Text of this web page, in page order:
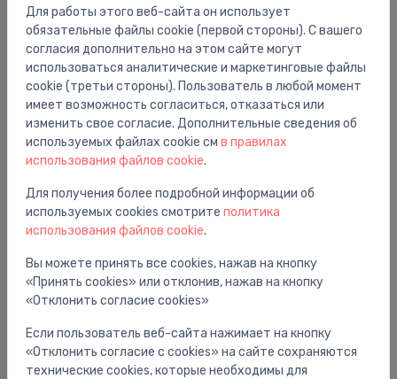
456.00 €
Линейные водостоки пола и ванной
Dušas traps uBox Universal plakanai montāžai,
DN40, horizontāls
175.99 €
Для работы этого веб-сайта он использует
обязательные файлы cookie (первой стороны). С вашего
согласия дополнительно на этом сайте могут
использоваться аналитические и маркетинговые файлы
cookie (третьи стороны). Пользователь в любой момент
имеет возможность согласиться, отказаться или
изменить свое согласие. Дополнительные сведения об
используемых файлах cookie см в правилах
использования файлов cookie.
Для получения более подробной информации об
используемых cookies смотрите политика
использования файлов cookie.
Вы можете принять все cookies, нажав на кнопку
«Принять cookies» или отклонив, нажав на кнопку
«Отклонить согласие cookies»
Если пользователь веб-сайта нажимает на кнопку
«Отклонить согласие с cookies» на сайте сохраняются
технические cookies, которые необходимы для